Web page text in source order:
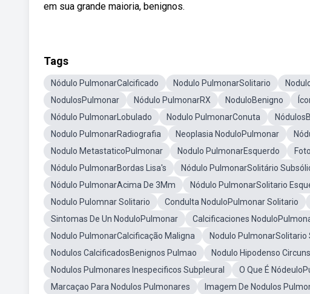
em sua grande maioria, benignos.
Tags
Nódulo PulmonarCalcificado Nodulo PulmonarSolitario
NodulosPulmonar
Nódulo PulmonarRX NoduloBenigno
Nódulo PulmonarLobulado
Nodulo PulmonarConuta
Nodulo PulmonarRadiografia
Neoplasia NoduloPulmonar
Nodulo MetastaticoPulmonar
Nodulo PulmonarEsquerdo
Nódulo PulmonarBordas Lisa's
Nódulo PulmonarSolitário
Nódulo PulmonarAcima De 3Mm
Nódulo PulmonarSolitario
Nodulo Pulomnar Solitario
Condulta NoduloPulmonar Solitario
Sintomas De Un NoduloPulmonar
Calcificaciones
Nodulo PulmonarCalcificação Maligna
Nodulo
Nodulos CalcificadosBenignos Pulmao
Nodulo Hipodenso
Nodulos Pulmonares Inespecificos Subpleural
O Que É
Marcaçao Para Nodulos Pulmonares
Imagem De Nodulos